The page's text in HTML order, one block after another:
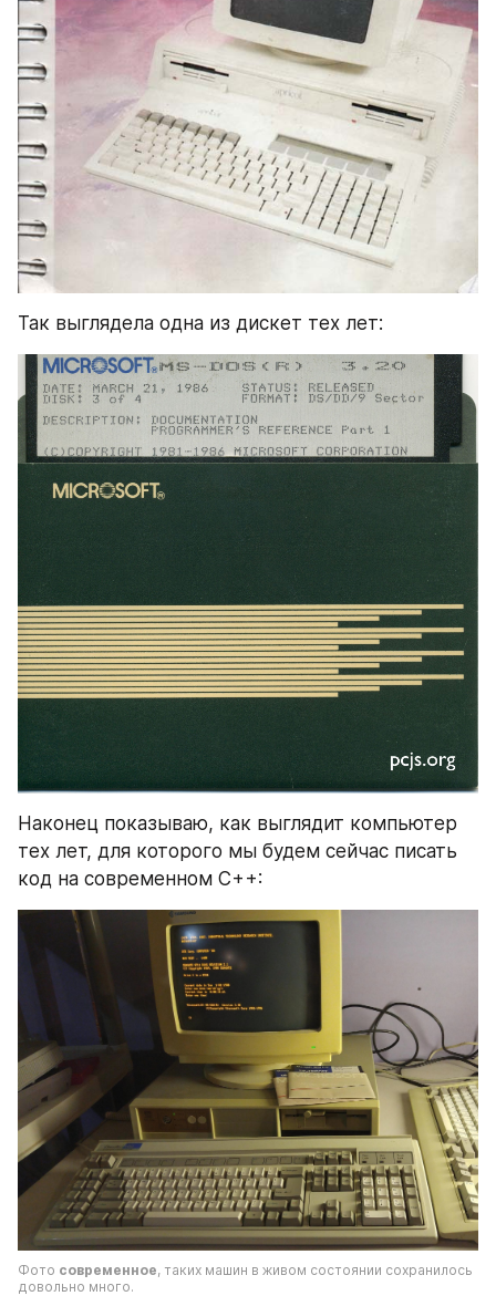
Так выглядела одна из дискет тех лет:
Наконец показываю, как выглядит компьютер
тех лет, для которого мы будем сейчас писать
код на современном C++:
Фото современное, таких машин в живом состоянии сохранилось
довольно много.